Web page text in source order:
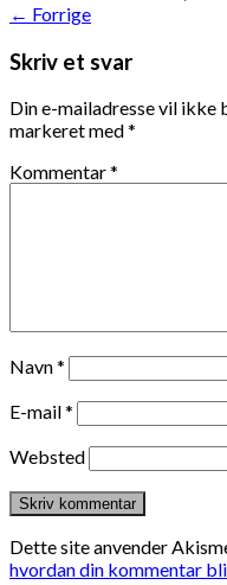
← Forrige
Skriv et svar
Din e-mailadresse vil ikke
markeret med*
Kommentar*
Navn*
E-mail*
Websted
Dette site anvender
hvordan din kommentar